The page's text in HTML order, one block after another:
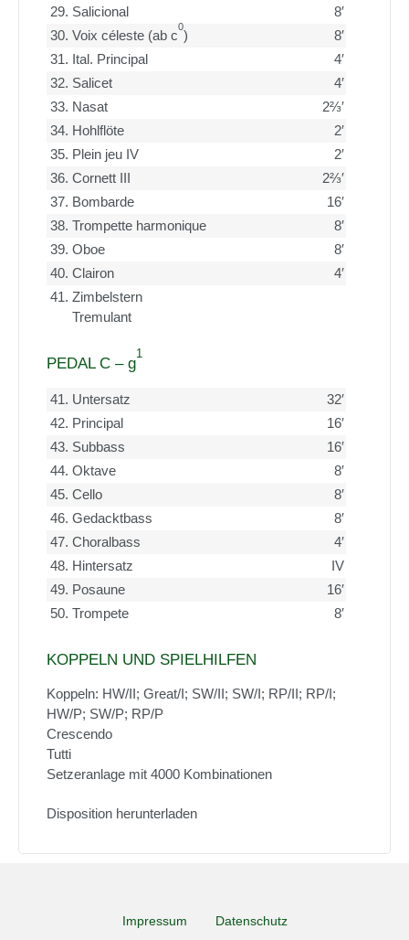
29. Salicional
8′
30. Voix céleste (ab c
0
)
8′
31. Ital. Principal
4′
32. Salicet
4′
33. Nasat
2⅔′
34. Hohlflöte
2′
35. Plein jeu IV
2′
36. Cornett III
2⅔′
37. Bombarde
16′
38. Trompette harmonique
8′
39. Oboe
8′
40. Clairon
4′
41. Zimbelstern
Tremulant
PEDAL C – g
1
41. Untersatz
32′
42. Principal
16′
43. Subbass
16′
44. Oktave
8′
45. Cello
8′
46. Gedacktbass
8′
47. Choralbass
4′
48. Hintersatz
IV
49. Posaune
16′
50. Trompete 8′
KOPPELN UND SPIELHILFEN
Koppeln: HW/II; Great/I; SW/II; SW/I; RP/II; RP/I;
HW/P; SW/P; RP/P
Crescendo
Tutti
Setzeranlage mit 4000 Kombinationen
Disposition herunterladen
Impressum Datenschutz